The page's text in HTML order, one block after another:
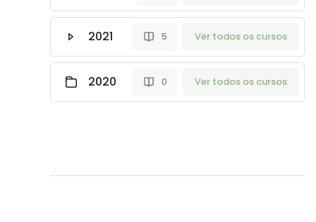
2021 5 Ver todos os cursos
2020 0 Ver todos os cursos